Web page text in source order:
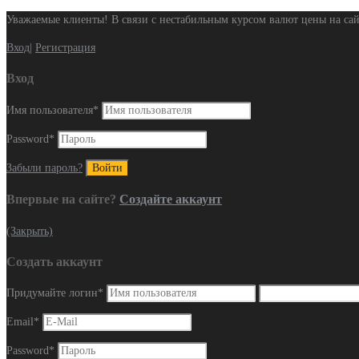
Уважаемые клиенты! В связи с нестабильным курсом валют цены на
Вход Регистрация
Вход
Имя пользователя*
Password *
Забыли пароль?
Впервые на сайте? Создайте аккаунт
(Закрыть)
Создать аккаунт
Придумайте логин*
Email*
Password*